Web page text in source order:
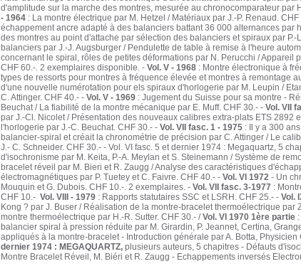
d'amplitude sur la marche des montres, mesurée au chronocomparateur par
- 1964: La montre électrique par M. Hetzel / Matériaux par J.-P. Renaud.
échappement ancre adapté à des balanciers battant 36 000 alternances par
des montres au point d'attache par sélection des balanciers et spiraux par
balanciers par J.-J. Augsburger / Pendulette de table à remise à l'heure
concernant le spiral, rôles de petites déformations par N. Perucchi / Appareil
CHF 60.-. 2 exemplaires disponible. - Vol. V - 1968: Montre électronique à
types de ressorts pour montres à fréquence élevée et montres à remontage
d'une nouvelle numérotation pour els spiraux d'horlogerie par M. Leupin /
C. Attinger. CHF 40.- - Vol. V - 1969: Jugement du Suisse pour sa montre -
Beuchat / La fiabilité de la montre mécanique par E. Muff. CHF 30.- - Vol. VII
par J.-Cl. Nicolet / Présentation des nouveaux calibres extra-plats ETS 2892
l'horlogerie par J.-C. Beuchat. CHF 30.- - Vol. VII fasc. 1 - 1975 : Il y a 300
balancier-spiral et créait la chronométrie de précision par C. Attinger / Le
J.- C. Schneider. CHF 30.- - Vol. VI fasc. 5 et dernier 1974 : Megaquartz, 5
d'isochronisme par M. Keita, P.-A. Meylan et S. Steinemann / Système de
bracelet réveil par M. Bieri et R. Zaugg / Analyse des caractéristiques
électromagnétiques par P. Tuetey et C. Faivre. CHF 40.- - Vol. VI 1972- Un
Mouquin et G. Dubois. CHF 10.-. 2 exemplaires. - Vol. VII fasc. 3-1977 :
CHF 10.- Vol. VIII - 1979: Rapports statutaires SSC et LSRH. CHF 25.- - Vol.
Kong ? par J. Buser / Réalisation de la montre-bracelet thermoélectrique par
montre thermoélectrique par H.-R. Sutter. CHF 30.- /Vol. VI 1970 1ère partie
balancier spiral à pression réduite par M. Girardin, P. Jeannet, Certina,
appliqués à la montre-bracelet - Introduction générale par A. Botta,
dernier 1974 : MEGAQUARTZ, plusieurs auteurs, 5 chapitres - Défauts
Montre Bracelet Réveil, M. Biéri et R. Zaugg - Echappements inversés